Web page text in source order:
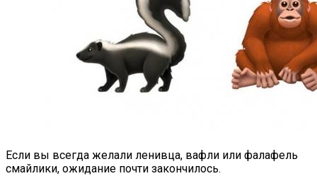
Если вы всегда желали ленивца, вафли или фалафель
смайлики, ожидание почти закончилось.